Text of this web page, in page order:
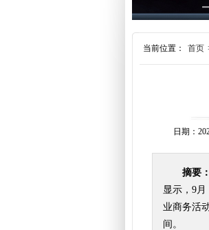
当前位置： 首页
日期：
摘要：
显示，9
业商务活
间。